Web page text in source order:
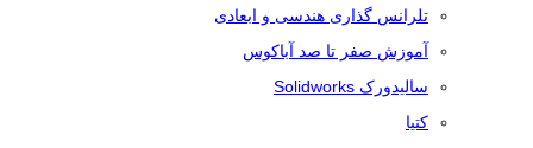
تلرانس‌ گذاری هندسی و ابعادی
آموزش صفر تا صد آباکوس
سالیدورک Solidworks
کتیا